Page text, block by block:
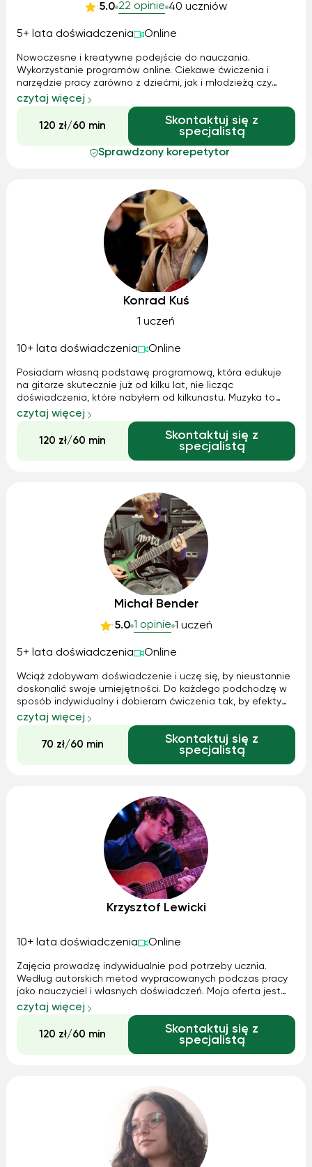
5.0 22 opinie 40 uczniów
5+ lata doświadczenia Online
Nowoczesne i kreatywne podejście do nauczania.
Wykorzystanie programów online. Ciekawe ćwiczenia i
narzędzie pracy zarówno z dziećmi, jak i młodzieżą czy
dorosłymi. Preferuję styl rozrywkowy oraz notację muzyczną
Elektrycznej -Akustycznej -Klasycznej Ukończyłem również
studium wokalne i mogę pokazać jak łączyć śpiew z grą na
czytaj więcej
120 zł/60 min
Skontaktuj się z
specjalistą
Sprawdzony korepetytor
Konrad Kuś
1 uczeń
10+ lata doświadczenia Online
Posiadam własną podstawę programową, która edukuje
na gitarze skutecznie już od kilku lat, nie licząc
doświadczenia, które nabyłem od kilkunastu. Muzyka to
moja pasja. Jestem elastyczny i materiał dostosowuje do
ucznia w zależności od jego gustu muzycznego i
umiejętności. Nie ma czegoś takiego jak talent. Każdy z
nas za pomocą sztuki jest w stanie odnaleźć jakiś
wyjątkowy, niezbadany dotąd fragment siebie.
czytaj więcej
120 zł/60 min
Skontaktuj się z
specjalistą
Michał Bender
5.0 1 opinie 1 uczeń
5+ lata doświadczenia Online
Wciąż zdobywam doświadczenie i uczę się, by nieustannie
doskonalić swoje umiejętności. Do każdego podchodzę w
sposób indywidualny i dobieram ćwiczenia tak, by efekty
były widoczne jak najszybciej. Uczyłem się u gitarzysty
klasycznego, elektrycznego i teoretyka muzyki. Moje zajęcia
trwają godzinę m...
czytaj więcej
70 zł/60 min
Skontaktuj się z
specjalistą
Krzysztof Lewicki
10+ lata doświadczenia Online
Zajęcia prowadzę indywidualnie pod potrzeby ucznia.
Według autorskich metod wypracowanych podczas pracy
jako nauczyciel i własnych doświadczeń. Moja oferta jest
skierowana do wszystkich, którzy chcą zacząć przygodę z
gitarą lub poszerzyć swoje horyzonty muzyczne, techniczne,
teoretyczne. Niezależnie od wieku i poziomu
zaawansowania. Posiadam 3 letnie doświadczenie w
nauczaniu. Miałem ponad 30 uczniów w wieku od 7 do 50+.
czytaj więcej
120 zł/60 min
Skontaktuj się z
specjalistą